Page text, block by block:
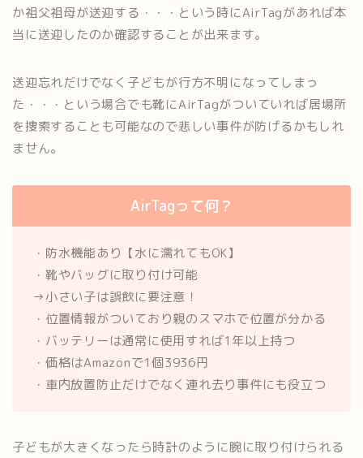
か祖父祖母が送迎する・・・という時にAirTagがあれば本
当に送迎したのか確認することが出来ます。
送迎忘れだけでなく子どもが行方不明になってしまっ
た・・・という場合でも靴にAirTagがついていれば居場所
を捜索することも可能なので悲しい事件が防げるかもしれ
ません。
AirTagって何？
・防水機能あり【水に濡れてもOK】
・靴やバッグに取り付け可能
→小さい子は誤飲に要注意！
・位置情報がついており親のスマホで位置が分かる
・バッテリーは通常に使用すれば1年以上持つ
・価格はAmazonで1個3936円
・車内放置防止だけでなく連れ去り事件にも役立つ
子どもが大きくなったら時計のように腕に取り付けられる